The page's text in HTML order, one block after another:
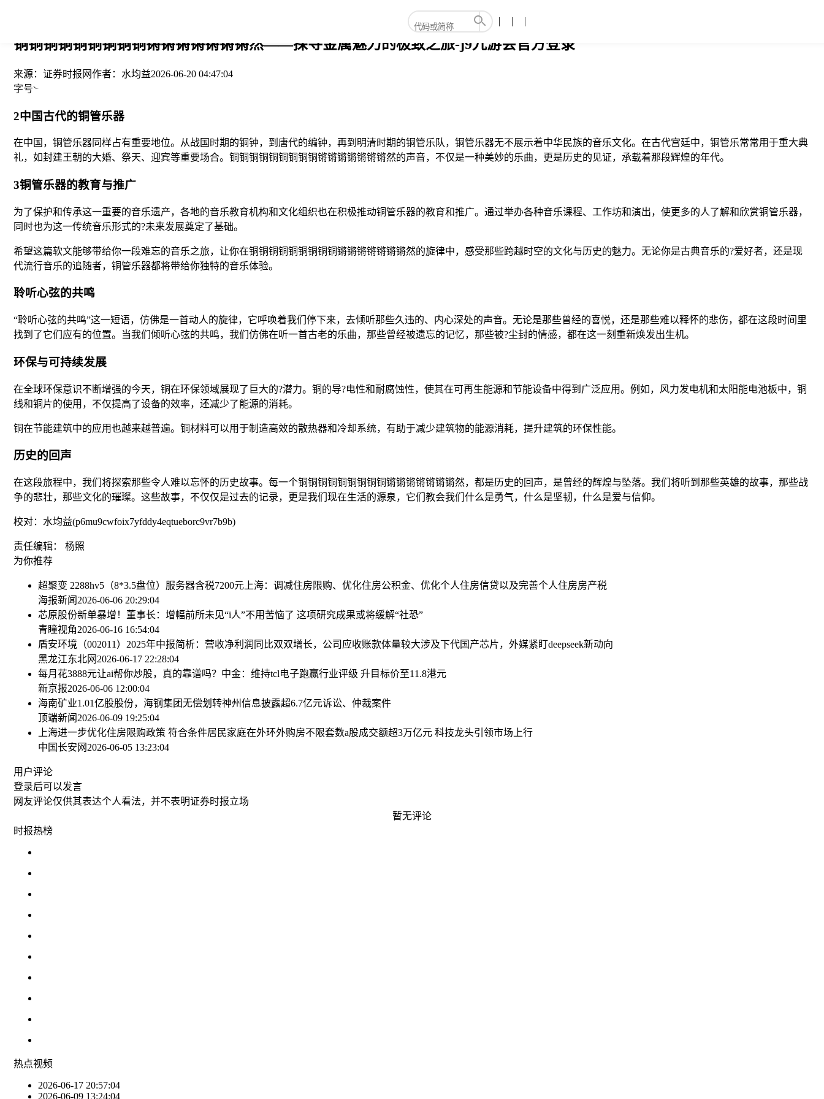
铜铜铜铜铜铜铜铜铜锵锵锵锵锵锵锵然——探寻金属魅力的极致之旅-j9九游会官方登录
来源： 证券时报网作者： 水均益2026-06-20 04:47:04
字号
2中国古代的铜管乐器
在中国，铜管乐器同样占有重要地位。从战国时期的铜钟，到唐代的编钟，再到明清时期的铜管乐队，铜管乐器无不展示着中华民族的音乐文化。在古代宫廷中，铜管乐常常用于重大典
礼，如封建王朝的大婚、祭天、迎宾等重要场合。铜铜铜铜铜铜铜铜铜锵锵锵锵锵锵锵然的声音，不仅是一种美妙的乐曲，更是历史的见证，承载着那段辉煌的年代。
3铜管乐器的教育与推广
为了保护和传承这一重要的音乐遗产，各地的音乐教育机构和文化组织也在积极推动铜管乐器的教育和推广。通过举办各种音乐课程、工作坊和演出，使更多的人了解和欣赏铜管乐器，
同时也为这一传统音乐形式的?未来发展奠定了基础。
希望这篇软文能够带给你一段难忘的音乐之旅，让你在铜铜铜铜铜铜铜铜铜锵锵锵锵锵锵锵然的旋律中，感受那些跨越时空的文化与历史的魅力。无论你是古典音乐的?爱好者，还是现
代流行音乐的追随者，铜管乐器都将带给你独特的音乐体验。
聆听心弦的共鸣
“聆听心弦的共鸣”这一短语，仿佛是一首动人的旋律，它呼唤着我们停下来，去倾听那些久违的、内心深处的声音。无论是那些曾经的喜悦，还是那些难以释怀的悲伤，都在这段时间里
找到了它们应有的位置。当我们倾听心弦的共鸣，我们仿佛在听一首古老的乐曲，那些曾经被遗忘的记忆，那些被?尘封的情感，都在这一刻重新焕发出生机。
环保与可持续发展
在全球环保意识不断增强的今天，铜在环保领域展现了巨大的?潜力。铜的导?电性和耐腐蚀性，使其在可再生能源和节能设备中得到广泛应用。例如，风力发电机和太阳能电池板中，铜
线和铜片的使用，不仅提高了设备的效率，还减少了能源的消耗。
铜在节能建筑中的应用也越来越普遍。铜材料可以用于制造高效的散热器和冷却系统，有助于减少建筑物的能源消耗，提升建筑的环保性能。
历史的回声
在这段旅程中，我们将探索那些令人难以忘怀的历史故事。每一个铜铜铜铜铜铜铜铜铜锵锵锵锵锵锵锵然，都是历史的回声，是曾经的辉煌与坠落。我们将听到那些英雄的故事，那些战
争的悲壮，那些文化的璀璨。这些故事，不仅仅是过去的记录，更是我们现在生活的源泉，它们教会我们什么是勇气，什么是坚韧，什么是爱与信仰。
校对：水均益(p6mu9cwfoix7yfddy4eqtueborc9vr7b9b)
责任编辑： 杨照
为你推荐
超聚变 2288hv5（8*3.5盘位）服务器含税7200元 上海：调减住房限购、优化住房公积金、优化个人住房信贷以及完善个人住房房产税
海报新闻 2026-06-06 20:29:04
芯原股份新单暴增！董事长：增幅前所未见“i人”不用苦恼了 这项研究成果或将缓解“社恐”
青瞳视角2026-06-16 16:54:04
盾安环境（002011）2025年中报简析：营收净利润同比双双增长，公司应收账款体量较大涉及下代国产芯片，外媒紧盯deepseek新动向
黑龙江东北网 2026-06-17 22:28:04
每月花3888元让ai帮你炒股，真的靠谱吗？ 中金：维持tcl电子跑赢行业评级 升目标价至11.8港元
新京报2026-06-06 12:00:04
海南矿业1.01亿股股份，海钢集团无偿划转神州信息披露超6.7亿元诉讼、仲裁案件
顶端新闻 2026-06-09 19:25:04
上海进一步优化住房限购政策 符合条件居民家庭在外环外购房不限套数a股成交额超3万亿元 科技龙头引领市场上行
中国长安网 2026-06-05 13:23:04
用户评论
登录后可以发言
网友评论仅供其表达个人看法，并不表明证券时报立场
暂无评论
时报热榜
热点视频
2026-06-17 20:57:04
2026-06-09 13:24:04